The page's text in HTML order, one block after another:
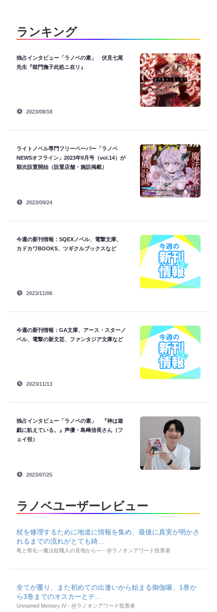
ランキング
独占インタビュー「ラノベの素」 伏見七尾
先生『獄門撫子此処ニ在リ』
2023/08/18
ライトノベル専門フリーペーパー「ラノベ
NEWSオフライン」2023年9月号（vol.14）が
順次設置開始（設置店舗・施設掲載）
2023/09/24
今週の新刊情報：SQEXノベル、電撃文庫、
カドカワBOOKS、ツギクルブックスなど
2023/11/06
今週の新刊情報：GA文庫、アース・スターノ
ベル、電撃の新文芸、ファンタジア文庫など
2023/11/13
独占インタビュー「ラノベの素」 『神は遊
戯に飢えている。』声優・島﨑信長さん（フ
ェイ役）
2023/07/25
ラノベユーザーレビュー
杖を修理するために地道に情報を集め、最後に真実が明かさ
れるまでの流れがとても綺...
竜と祭礼―魔法杖職人の見地から― - @ラノオンアワード投票者
全てが覆り、また初めての出逢いから始まる御伽噺。1巻か
ら3巻までのオスカーとテ...
Unnamed Memory IV - @ラノオンアワード投票者